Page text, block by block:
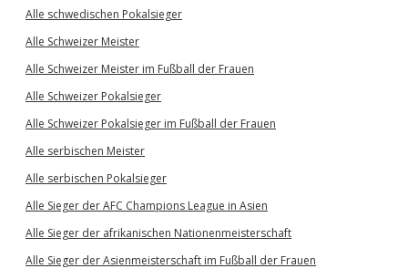
Alle schwedischen Pokalsieger
Alle Schweizer Meister
Alle Schweizer Meister im Fußball der Frauen
Alle Schweizer Pokalsieger
Alle Schweizer Pokalsieger im Fußball der Frauen
Alle serbischen Meister
Alle serbischen Pokalsieger
Alle Sieger der AFC Champions League in Asien
Alle Sieger der afrikanischen Nationenmeisterschaft
Alle Sieger der Asienmeisterschaft im Fußball der Frauen